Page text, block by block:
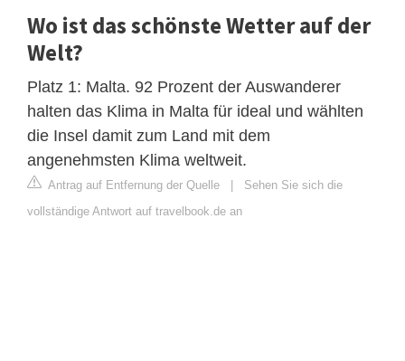
Wo ist das schönste Wetter auf der
Welt?
Platz 1: Malta. 92 Prozent der Auswanderer
halten das Klima in Malta für ideal und wählten
die Insel damit zum Land mit dem
angenehmsten Klima weltweit.
Antrag auf Entfernung der Quelle | Sehen Sie sich die
vollständige Antwort auf travelbook.de an